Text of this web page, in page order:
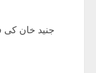
جنید خان کی